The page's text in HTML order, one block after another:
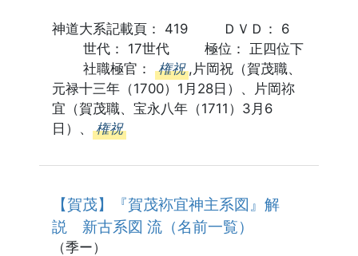
神道大系記載頁： 419 ＤＶＤ： 6
世代： 17世代 極位： 正四位下
社職極官： 権祝 ,片岡祝（賀茂職、
元禄十三年（1700）1月28日）、片岡祢
宜（賀茂職、宝永八年（1711）3月6
日）、 権祝
【賀茂】『賀茂袮宜神主系図』解
説 新古系図 流（名前一覧）
（季ー）